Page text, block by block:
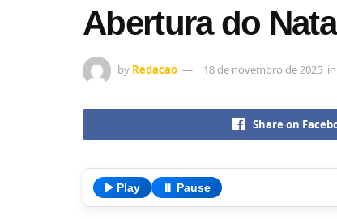
Abertura do
by Redacao 18 de novembro de 2025 in
Share on
▶️ Play ⏸️ Pause